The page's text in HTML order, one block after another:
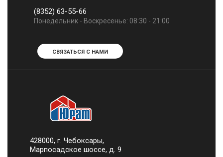
(8352) 63-55-66
Понедельник - Воскресенье: 08:30 - 21:00
СВЯЗАТЬСЯ С НАМИ
428000, г. Чебоксары,
Марпосадское шоссе, д. 9